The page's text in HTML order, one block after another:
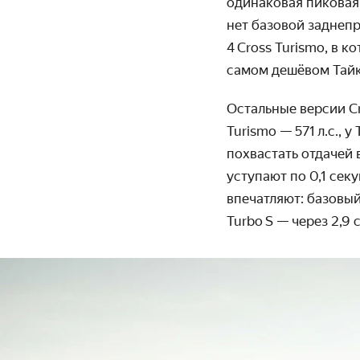
нет базовой
4 Cross Turismo, в
самом дешёвом
Остальные версии
Turismo — 571 л.с.,
похвастать
уступают по 0,1
впечатляют:
Turbo S — через 2,9